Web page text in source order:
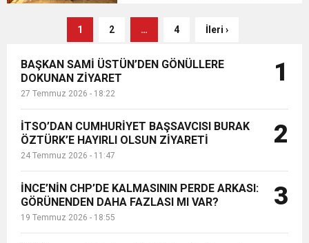
ve Simülasyon Kongresi’ne katılan
1 2 … 4 İleri ›
BAŞKAN SAMİ ÜSTÜN’DEN GÖNÜLLERE
DOKUNAN ZİYARET
27 Temmuz 2026 - 18:22
1
İTSO’DAN CUMHURİYET BAŞSAVCISI BURAK
ÖZTÜRK’E HAYIRLI OLSUN ZİYARETİ
24 Temmuz 2026 - 11:47
2
İNCE’NİN CHP’DE KALMASININ PERDE ARKASI:
GÖRÜNENDEN DAHA FAZLASI MI VAR?
19 Temmuz 2026 - 18:55
3